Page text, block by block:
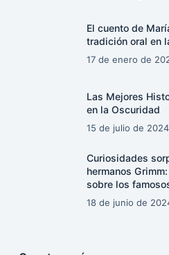
El cuento de
tradición oral en
17 de enero de
Las Mejores
en la Oscuridad
15 de julio de 2024
Curiosidades
hermanos
sobre los
18 de junio de